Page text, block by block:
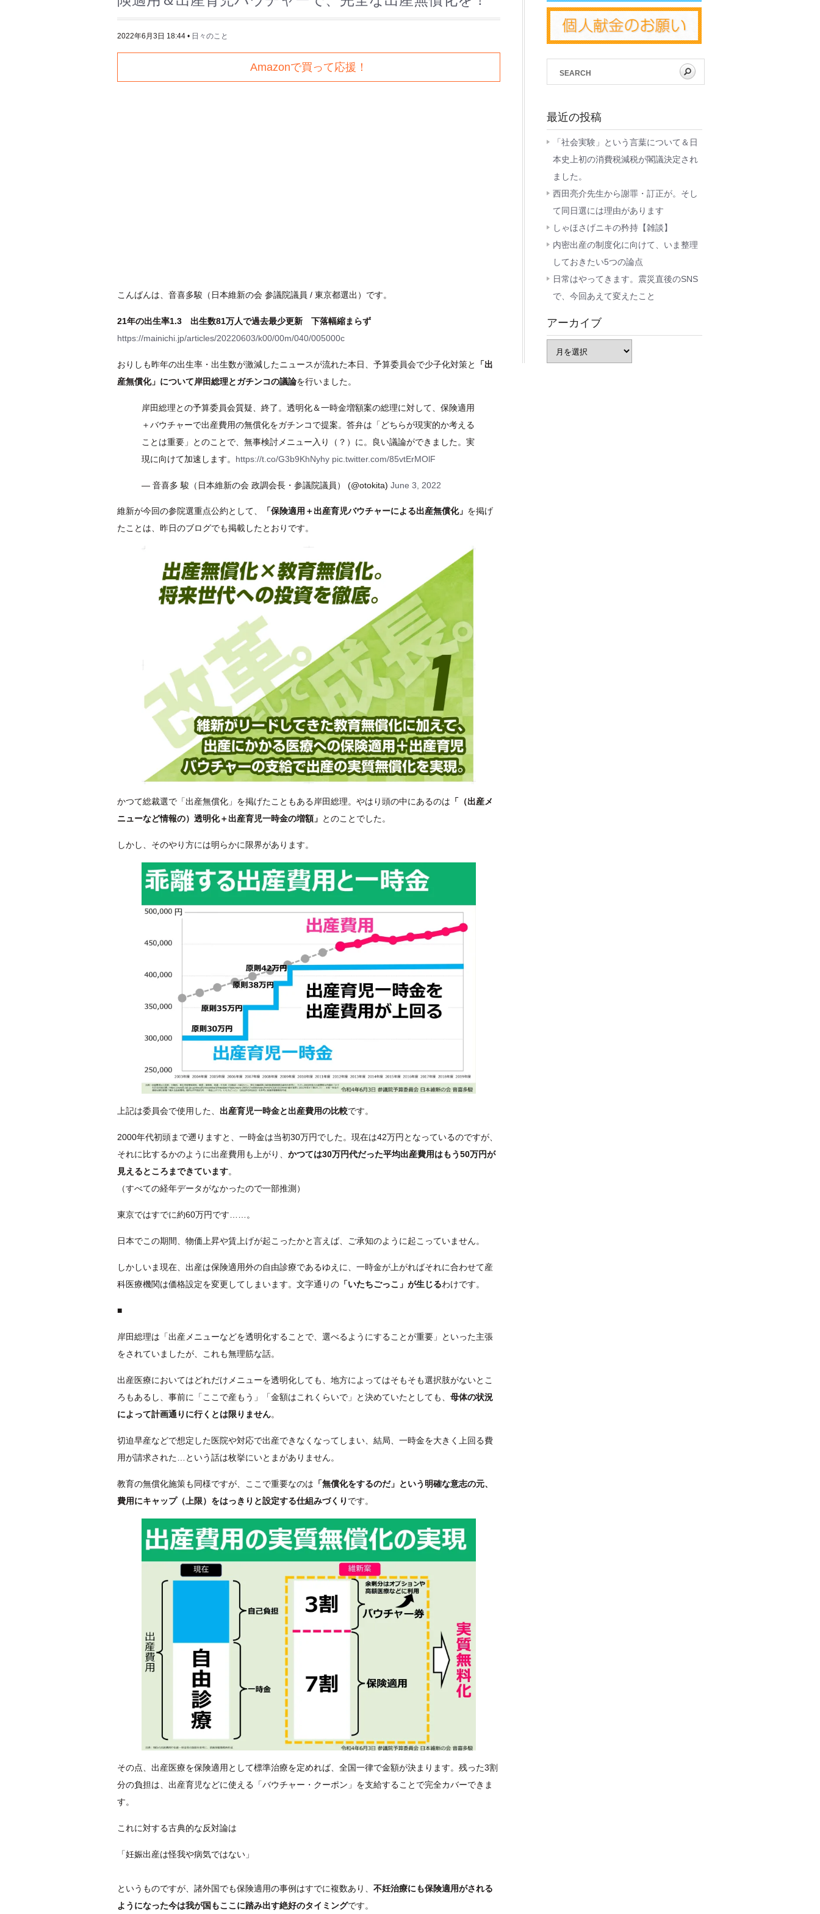
2022年6月3日 18:44 • 日々のこと
Amazonで買って応援！
こんばんは、音喜多駿（日本維新の会 参議院議員 / 東京都選出）です。
21年の出生率1.3 出生数81万人で過去最少更新 下落幅縮まらず
https://mainichi.jp/articles/20220603/k00/00m/040/005000c
おりしも昨年の出生率・出生数が激減したニュースが流れた本日、予算委員会で少子化対策と
「出
産無償化」について岸田総理とガチンコの議論を行いました。
岸田総理との予算委員会質疑、終了。透明化＆一時金増額案の総理に対して、保険適用
＋バウチャーで出産費用の無償化をガチンコで提案。答弁は「どちらが現実的か考える
ことは重要」とのことで、無事検討メニュー入り（？）に。良い議論ができました。実
現に向けて加速します。 https://t.co/G3b9KhNyhy pic.twitter.com/85vtErMOlF
— 音喜多 駿（日本維新の会 政調会長・参議院議員） (@otokita) June 3, 2022
維新が今回の参院選重点公約として、 「保険適用＋出産育児バウチャーによる出産無償化」 を掲げ
たことは、昨日のブログでも掲載したとおりです。
かつて総裁選で「出産無償化」を掲げたこともある岸田総理。やはり頭の中にあるのは 「（出産メ
ニューなど情報の）透明化＋出産育児一時金の増額」 とのことでした。
しかし、そのやり方には明らかに限界があります。
上記は委員会で使用した、 出産育児一時金と出産費用の比較です。
2000年代初頭まで遡りますと、一時金は当初30万円でした。現在は42万円となっているのですが、
それに比するかのように出産費用も上がり、 かつては30万円代だった平均出産費用はもう50万円が
見えるところまできています。
（すべての経年データがなかったので一部推測）
東京ではすでに約60万円です……。
日本でこの期間、物価上昇や賃上げが起こったかと言えば、ご承知のように起こっていません。
しかしいま現在、出産は保険適用外の自由診療であるゆえに、一時金が上がればそれに合わせて産
科医療機関は価格設定を変更してしまいます。文字通りの 「いたちごっこ」が生じるわけです。
■
岸田総理は「出産メニューなどを透明化することで、選べるようにすることが重要」といった主張
をされていましたが、これも無理筋な話。
出産医療においてはどれだけメニューを透明化しても、地方によってはそもそも選択肢がないとこ
ろもあるし、事前に「ここで産もう」「金額はこれくらいで」と決めていたとしても、 母体の状況
によって計画通りに行くとは限りません。
切迫早産などで想定した医院や対応で出産できなくなってしまい、結局、一時金を大きく上回る費
用が請求された…という話は枚挙にいとまがありません。
教育の無償化施策も同様ですが、ここで重要なのは 「無償化をするのだ」という明確な意志の元、
費用にキャップ（上限）をはっきりと設定する仕組みづくり です。
その点、出産医療を保険適用として標準治療を定めれば、全国一律で金額が決まります。残った3割
分の負担は、出産育児などに使える「バウチャー・クーポン」を支給することで完全カバーできま
す。
これに対する古典的な反対論は
「妊娠出産は怪我や病気ではない」
というものですが、諸外国でも保険適用の事例はすでに複数あり、 不妊治療にも保険適用がされる
ようになった今は我が国もここに踏み出す絶好のタイミングです。
最近の投稿
「社会実験」という言葉について＆日
本史上初の消費税減税が閣議決定され
ました。
西田亮介先生から謝罪・訂正が。そし
て同日選には理由があります
しゃほさげニキの矜持【雑談】
内密出産の制度化に向けて、いま整理
しておきたい5つの論点
日常はやってきます。震災直後のSNS
で、今回あえて変えたこと
アーカイブ